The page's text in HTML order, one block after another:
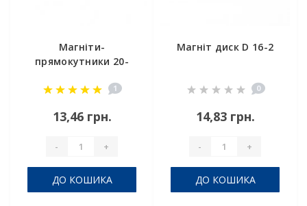
Магніти-
прямокутники 20-
(самоклейка)1
13,46 грн.
- +
ДО КОШИКА
Магніт диск D 16-2
0
14,83 грн.
- +
ДО КОШИКА